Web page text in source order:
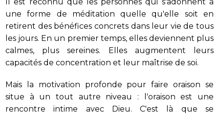
une forme de méditation quelle qu'elle soit en
retirent des bénéfices concrets dans leur vie de tous
les jours. En un premier temps, elles deviennent plus
calmes, plus sereines. Elles augmentent leurs
capacités de concentration et leur maîtrise de soi.
Mais la motivation profonde pour faire oraison se
situe à un tout autre niveau : l'oraison est une
rencontre intime avec Dieu. C'est là que se